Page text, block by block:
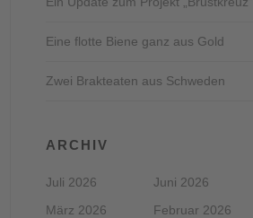
Eine flotte Biene ganz aus Gold
Zwei Brakteaten aus Schweden
ARCHIV
Juli 2026
Juni 2026
März 2026
Februar 2026